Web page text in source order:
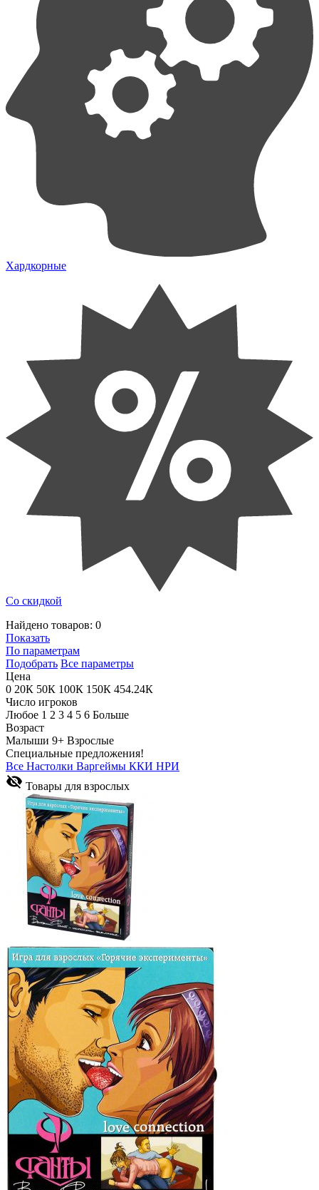
Хардкорные
Со скидкой
Найдено товаров: 0
Показать
По параметрам
Подобрать Все параметры
Цена
0 20К 50К 100К 150К 454.24К
Число игроков
Любое 1 2 3 4 5 6 Больше
Возраст
Малыши 9+ Взрослые
Специальные предложения!
Все Настолки Варгеймы ККИ НРИ
Товары для взрослых